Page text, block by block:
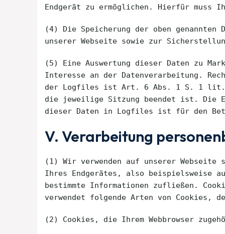
Endgerät zu ermöglichen. Hierfür muss
(4) Die Speicherung der oben
unserer Webseite sowie zur
(5) Eine Auswertung dieser Daten zu
Interesse an der Datenverarbeitung.
der Logfiles ist Art. 6 Abs. 1 S. 1 lit. f)
die jeweilige Sitzung beendet ist. Die
dieser Daten in Logfiles ist für den
V. Verarbeitung
(1) Wir verwenden auf unserer
Ihres Endgerätes, also beispielsweise
bestimmte Informationen zufließen.
verwendet folgende Arten von Cookies,
(2) Cookies, die Ihrem Webbrowser